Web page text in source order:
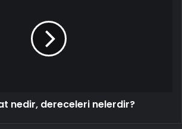
nedir, dereceleri nelerdir?